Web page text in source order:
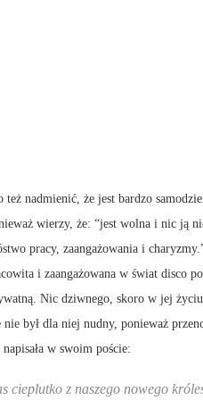
nadmienić, że jest bardzo
wierzy, że: “jest wolna i nic ją
pracy, zaangażowania i
i zaangażowana w świat disco
Nic dziwnego, skoro w jej
był dla niej nudny, ponieważ
w swoim poście:
z naszego nowego